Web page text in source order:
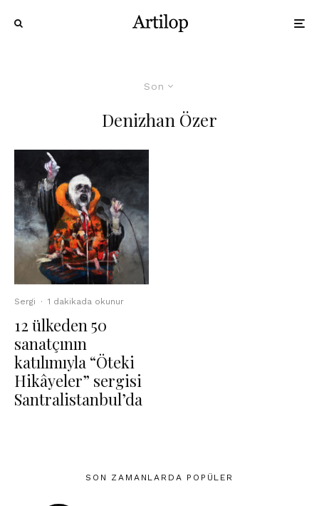
Son
Denizhan Özer
Sergi · 1 dakikada okunur
12 ülkeden 50
sanatçının
katılımıyla “Öteki
Hikâyeler” sergisi
Santralistanbul’da
SON ZAMANLARDA POPÜLER